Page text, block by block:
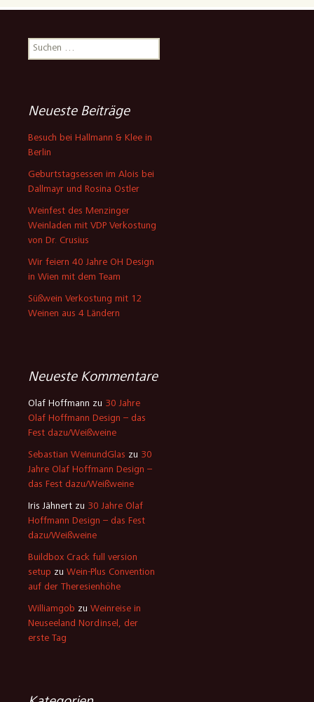
Suchen
nach:
Neueste Beiträge
Besuch bei Hallmann & Klee in
Berlin
Geburtstagsessen im Alois bei
Dallmayr und Rosina Ostler
Weinfest des Menzinger
Weinladen mit VDP Verkostung
von Dr. Crusius
Wir feiern 40 Jahre OH Design
in Wien mit dem Team
Süßwein Verkostung mit 12
Weinen aus 4 Ländern
Neueste Kommentare
Olaf Hoffmann zu 30 Jahre
Olaf Hoffmann Design – das
Fest dazu/Weißweine
Sebastian WeinundGlas zu 30
Jahre Olaf Hoffmann Design –
das Fest dazu/Weißweine
Iris Jähnert zu 30 Jahre Olaf
Hoffmann Design – das Fest
dazu/Weißweine
Buildbox Crack full version
setup zu Wein-Plus Convention
auf der Theresienhöhe
Williamgob zu Weinreise in
Neuseeland Nordinsel, der
erste Tag